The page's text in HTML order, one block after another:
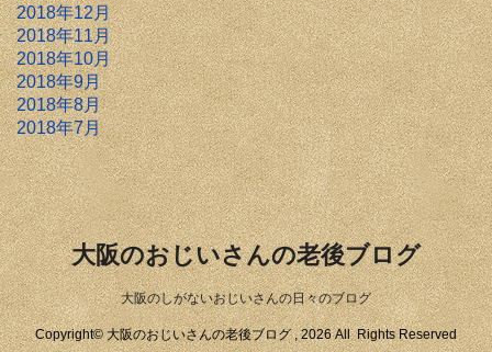
2018年12月
2018年11月
2018年10月
2018年9月
2018年8月
2018年7月
大阪のおじいさんの老後ブログ
大阪のしがないおじいさんの日々のブログ
Copyright© 大阪のおじいさんの老後ブログ , 2026 All Rights Reserved